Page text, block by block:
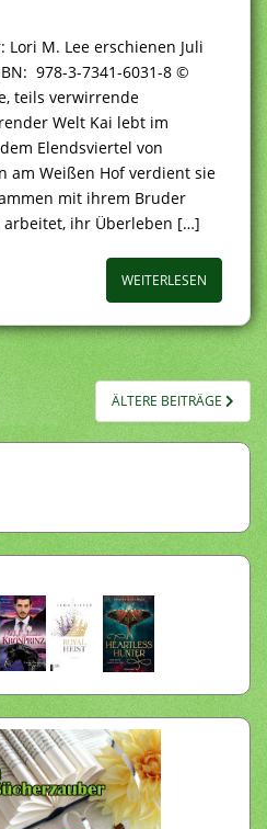
Lori M. Lee erschienen Juli
978-3-7341-6031-8 ©
teils verwirrende
Welt Kai lebt im
Elendsviertel von
am Weißen Hof verdient sie
mit ihrem Bruder
arbeitet, ihr Überleben […]
WEITERLESEN
ÄLTERE BEITRÄGE